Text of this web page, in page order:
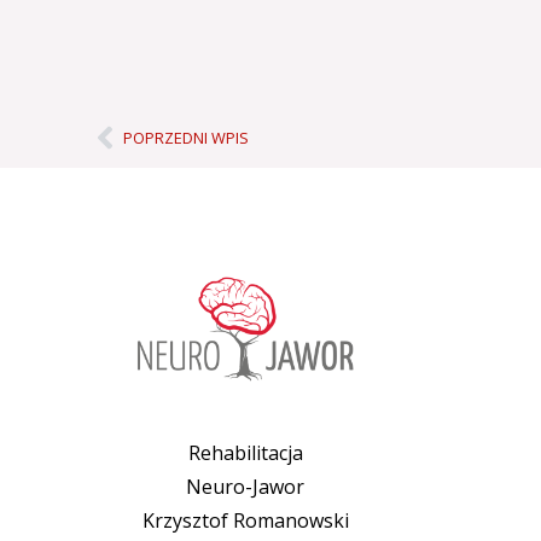
Prev
POPRZEDNI WPIS
Rehabilitacja
Neuro-Jawor
Krzysztof Romanowski